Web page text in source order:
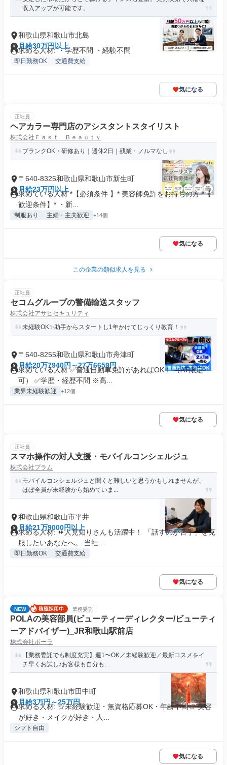
収入アップが可能です。
和歌山県和歌山市北島
月給30万円以上
求める人材: ・学歴不問 ・経験不問
即日勤務OK 交通費支給
気になる
正社員
ヘアカラー専門店のアシスタントスタイリスト
株式会社Ｆａｓｔ Ｂｅａｕｔｙ
ブランクOK・研修あり｜週休2日｜残業・ノルマなし
〒640-8325和歌山県和歌山市新生町
月給23万円以上
求めている人材 *【必須条件 】* 美容師免許をお持ちの方 *【
歓迎条件】* ・新...
制服あり 主婦・主夫歓迎 +14個
気になる
この企業の類似求人を見る
正社員
セコムグループの警備輸送スタッフ
株式会社アサヒセキュリティ
未経験OK✨助手からスタートし1年かけてじっくり教育！
〒640-8255和歌山県和歌山市舟津町
月給20万7940円～27万6659円
求めている人材 ✅普通自動車免許があればOK！ （AT限定
可） ✅学歴・経歴不問 ※高...
業界未経験歓迎 +12個
気になる
正社員
スマホ操作の対人支援・モバイルコンシェルジュ
株式会社プラム
モバイルコンシェルジュと聞くと難しいと思うかもしれませんが、
ほぼ全員が未経験から始めていま...
和歌山県和歌山市平井
月給21万9000円以上
求める人材: ⏩人見知りさんも活躍中！ 「話すのが苦手」を克
服したいあなたへ。 当社...
即日勤務OK 交通費支給
気になる
NEW 業務委託
POLAの美容部員(ビューティーディレクター/ビューティ
ーアドバイザー)_JR和歌山駅前店
株式会社ポーラ
【業務委託でも制度充実】週1〜OK／未経験歓迎／最新コスメをイ
チ早くお試し♪お客様も自分も...
和歌山県和歌山市田中町
月給3万円～25万円
求める人材: ☆未経験歓迎・無資格応募OK・年齢不問☆ 美容
が好き・メイクが好き・人...
シフト自由
気になる